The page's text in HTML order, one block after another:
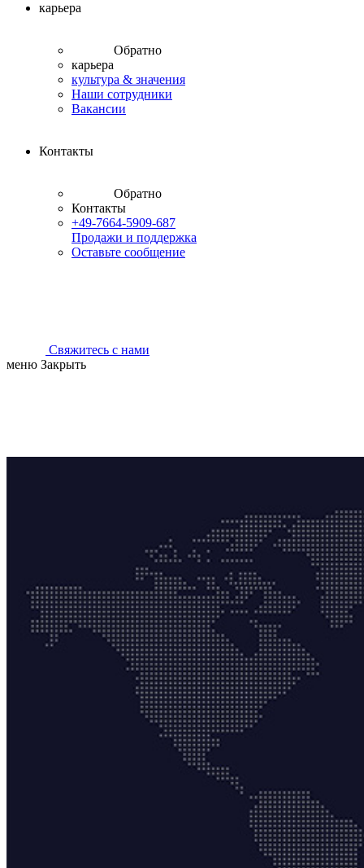
карьера
Обратно
карьера
культура & значения
Наши сотрудники
Вакансии
Контакты
Обратно
Контакты
+49-7664-5909-687
Продажи и поддержка
Оставьте сообщение
Свяжитесь с нами
меню Закрыть